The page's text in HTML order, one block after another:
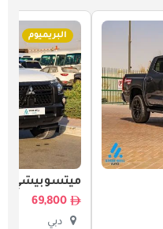
البريميوم
ميتسوبيشي L200
69,800
دبي